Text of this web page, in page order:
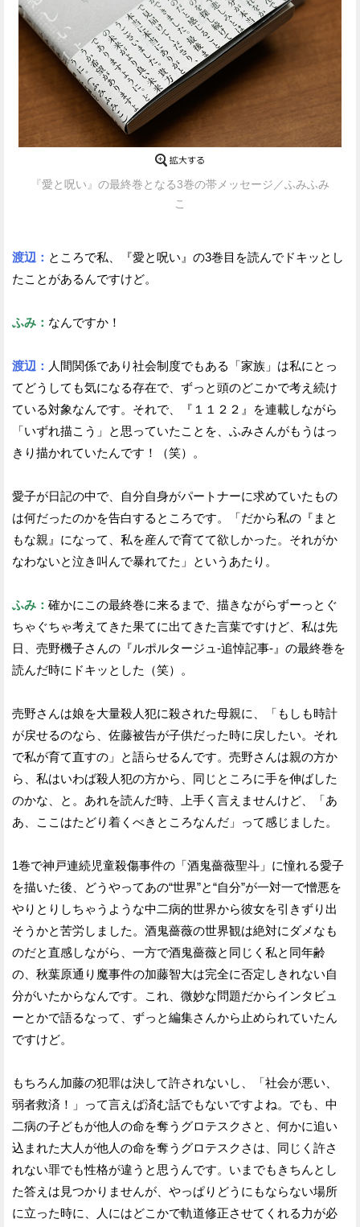
『愛と呪い』の最終巻となる3巻の帯メッセージ／ふみふみ
こ
渡辺： ところで私、『愛と呪い』の3巻目を読んでドキッとし
たことがあるんですけど。
ふみ： なんですか！
渡辺： 人間関係であり社会制度でもある「家族」は私にとっ
てどうしても気になる存在で、ずっと頭のどこかで考え続け
ている対象なんです。それで、『１１２２』を連載しながら
「いずれ描こう」と思っていたことを、ふみさんがもうはっ
きり描かれていたんです！（笑）。
愛子が日記の中で、自分自身がパートナーに求めていたもの
は何だったのかを告白するところです。「だから私の『まと
もな親』になって、私を産んで育てて欲しかった。それがか
なわないと泣き叫んで暴れてた」というあたり。
ふみ： 確かにこの最終巻に来るまで、描きながらずーっとぐ
ちゃぐちゃ考えてきた果てに出てきた言葉ですけど、私は先
日、売野機子さんの『ルポルタージュ‐追悼記事‐』の最終巻を
読んだ時にドキッとした（笑）。
売野さんは娘を大量殺人犯に殺された母親に、「もしも時計
が戻せるのなら、佐藤被告が子供だった時に戻したい。それ
で私が育て直すの」と語らせるんです。売野さんは親の方か
ら、私はいわば殺人犯の方から、同じところに手を伸ばした
のかな、と。あれを読んだ時、上手く言えませんけど、「あ
あ、ここはたどり着くべきところなんだ」って感じました。
1巻で神戸連続児童殺傷事件の「酒鬼薔薇聖斗」に憧れる愛子
を描いた後、どうやってあの“世界”と“自分”が一対一で憎悪を
やりとりしちゃうような中二病的世界から彼女を引きずり出
そうかと苦労しました。酒鬼薔薇の世界観は絶対にダメなも
のだと直感しながら、一方で酒鬼薔薇と同じく私と同年齢
の、秋葉原通り魔事件の加藤智大は完全に否定しきれない自
分がいたからなんです。これ、微妙な問題だからインタビュ
ーとかで語るなって、ずっと編集さんから止められていたん
ですけど。
もちろん加藤の犯罪は決して許されないし、「社会が悪い、
弱者救済！」って言えば済む話でもないですよね。でも、中
二病の子どもが他人の命を奪うグロテスクさと、何かに追い
込まれた大人が他人の命を奪うグロテスクさは、同じく許さ
れない罪でも性格が違うと思うんです。いまでもきちんとし
た答えは見つかりませんが、やっぱりどうにもならない場所
に立った時に、人にはどこかで軌道修正させてくれる力が必